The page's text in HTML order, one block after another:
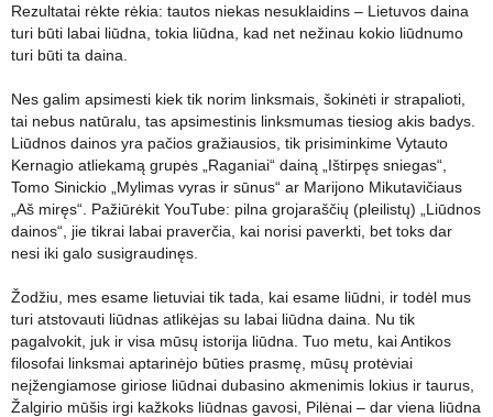
Rezultatai rėkte rėkia: tautos niekas nesuklaidins – Lietuvos daina
turi būti labai liūdna, tokia liūdna, kad net nežinau kokio liūdnumo
turi būti ta daina.
Nes galim apsimesti kiek tik norim linksmais, šokinėti ir strapalioti,
tai nebus natūralu, tas apsimestinis linksmumas tiesiog akis badys.
Liūdnos dainos yra pačios gražiausios, tik prisiminkime Vytauto
Kernagio atliekamą grupės „Raganiai“ dainą „Ištirpęs sniegas“,
Tomo Sinickio „Mylimas vyras ir sūnus“ ar Marijono Mikutavičiaus
„Aš miręs“. Pažiūrėkit YouTube: pilna grojaraščių (pleilistų) „Liūdnos
dainos“, jie tikrai labai praverčia, kai norisi paverkti, bet toks dar
nesi iki galo susigraudinęs.
Žodžiu, mes esame lietuviai tik tada, kai esame liūdni, ir todėl mus
turi atstovauti liūdnas atlikėjas su labai liūdna daina. Nu tik
pagalvokit, juk ir visa mūsų istorija liūdna. Tuo metu, kai Antikos
filosofai linksmai aptarinėjo būties prasmę, mūsų protėviai
neįžengiamose giriose liūdnai dubasino akmenimis lokius ir taurus,
Žalgirio mūšis irgi kažkoks liūdnas gavosi, Pilėnai – dar viena liūdna